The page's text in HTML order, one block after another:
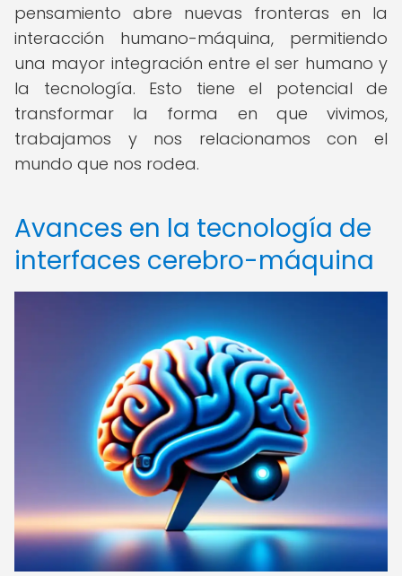
pensamiento abre nuevas fronteras en la
interacción humano-máquina, permitiendo
una mayor integración entre el ser humano y
la tecnología. Esto tiene el potencial de
transformar la forma en que vivimos,
trabajamos y nos relacionamos con el
mundo que nos rodea.
Avances en la tecnología de
interfaces cerebro-máquina